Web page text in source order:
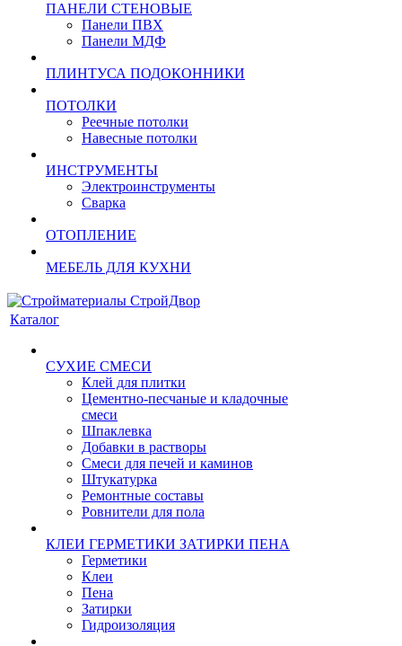
ПАНЕЛИ СТЕНОВЫЕ
Панели ПВХ
Панели МДФ
ПЛИНТУСА ПОДОКОННИКИ
ПОТОЛКИ
Реечные потолки
Навесные потолки
ИНСТРУМЕНТЫ
Электроинструменты
Сварка
ОТОПЛЕНИЕ
МЕБЕЛЬ ДЛЯ КУХНИ
Каталог
СУХИЕ СМЕСИ
Клей для плитки
Цементно-песчаные и кладочные
смеси
Шпаклевка
Добавки в растворы
Смеси для печей и каминов
Штукатурка
Ремонтные составы
Ровнители для пола
КЛЕИ ГЕРМЕТИКИ ЗАТИРКИ ПЕНА
Герметики
Клеи
Пена
Затирки
Гидроизоляция